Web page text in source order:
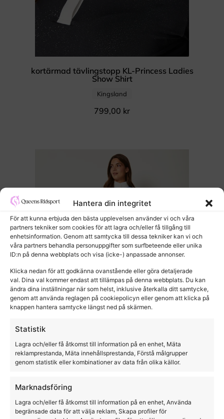
Hantera din integritet
För att kunna erbjuda den bästa upplevelsen använder vi och våra
partners tekniker som cookies för att lagra och/eller få tillgång till
enhetsinformation. Genom att samtycka till dessa tekniker kan vi och
våra partners behandla personuppgifter som surfbeteende eller unika
ID:n på denna webbplats och visa (icke-) anpassade annonser.
Klicka nedan för att godkänna ovanstående eller göra detaljerade
val. Dina val kommer endast att tillämpas på denna webbplats. Du kan
ändra dina inställningar när som helst, inklusive återkalla ditt samtycke,
genom att använda reglagen på cookiepolicyn eller genom att klicka på
knappen hantera samtycke längst ned på skärmen.
Statistik
Lagra och/eller få åtkomst till information på en enhet, Mäta
reklamprestanda, Mäta innehållsprestanda, Förstå målgrupper
genom statistik eller kombinationer av data från olika källor.
Marknadsföring
Lagra och/eller få åtkomst till information på en enhet, Använda
begränsade data för att välja reklam, Skapa profiler för
kortärmad tävlingstopp KL-Princess Ladies
Show Shirt
Kingsland
799,00 kr
Kingsland